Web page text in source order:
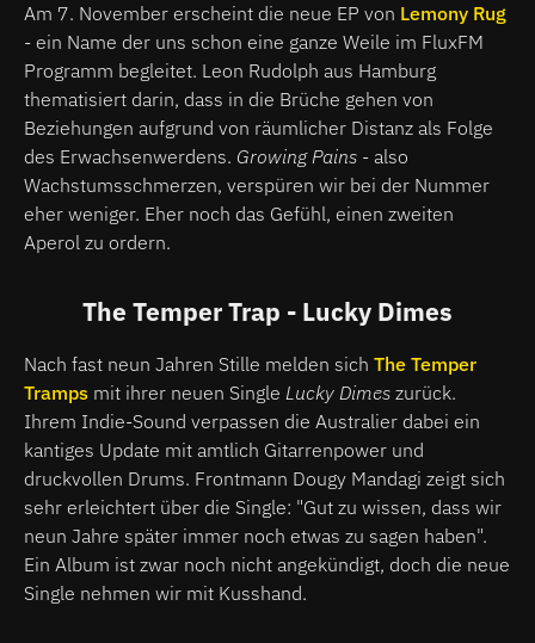
Am 7. November erscheint die neue EP von Lemony Rug
- ein Name der uns schon eine ganze Weile im FluxFM
Programm begleitet. Leon Rudolph aus Hamburg
thematisiert darin, dass in die Brüche gehen von
Beziehungen aufgrund von räumlicher Distanz als Folge
des Erwachsenwerdens. Growing Pains - also
Wachstumsschmerzen, verspüren wir bei der Nummer
eher weniger. Eher noch das Gefühl, einen zweiten
Aperol zu ordern.
The Temper Trap - Lucky Dimes
Nach fast neun Jahren Stille melden sich The Temper
Tramps mit ihrer neuen Single Lucky Dimes zurück.
Ihrem Indie-Sound verpassen die Australier dabei ein
kantiges Update mit amtlich Gitarrenpower und
druckvollen Drums. Frontmann Dougy Mandagi zeigt sich
sehr erleichtert über die Single: "Gut zu wissen, dass wir
neun Jahre später immer noch etwas zu sagen haben".
Ein Album ist zwar noch nicht angekündigt, doch die neue
Single nehmen wir mit Kusshand.